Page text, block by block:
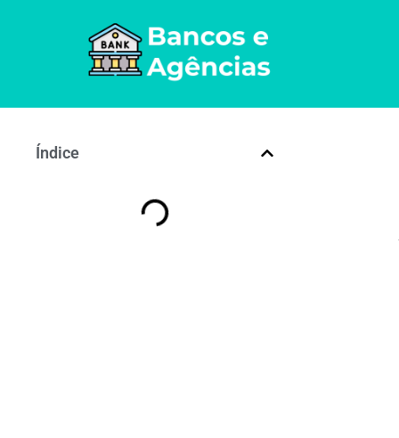
Índice